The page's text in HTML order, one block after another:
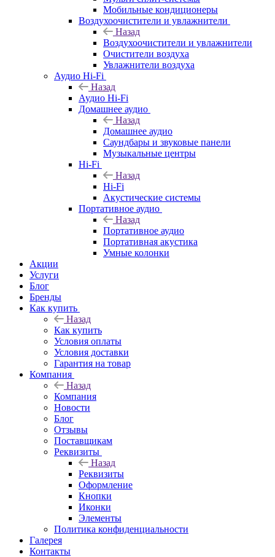
Мобильные кондиционеры
Воздухоочистители и увлажнители
Назад
Воздухоочистители и увлажнители
Очистители воздуха
Увлажнители воздуха
Аудио Hi-Fi
Назад
Аудио Hi-Fi
Домашнее аудио
Назад
Домашнее аудио
Саундбары и звуковые панели
Музыкальные центры
Hi-Fi
Назад
Hi-Fi
Акустические системы
Портативное аудио
Назад
Портативное аудио
Портативная акустика
Умные колонки
Акции
Услуги
Блог
Бренды
Как купить
Назад
Как купить
Условия оплаты
Условия доставки
Гарантия на товар
Компания
Назад
Компания
Новости
Блог
Отзывы
Поставщикам
Реквизиты
Назад
Реквизиты
Оформление
Кнопки
Иконки
Элементы
Политика конфиденциальности
Галерея
Контакты